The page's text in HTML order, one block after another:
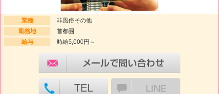
業種
非風俗その他
勤務地
首都圏
給与
時給5,000円～